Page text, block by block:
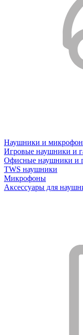
Наушники и
Игровые наушники и
Офисные наушники и
TWS наушники
Микрофоны
Аксессуары для